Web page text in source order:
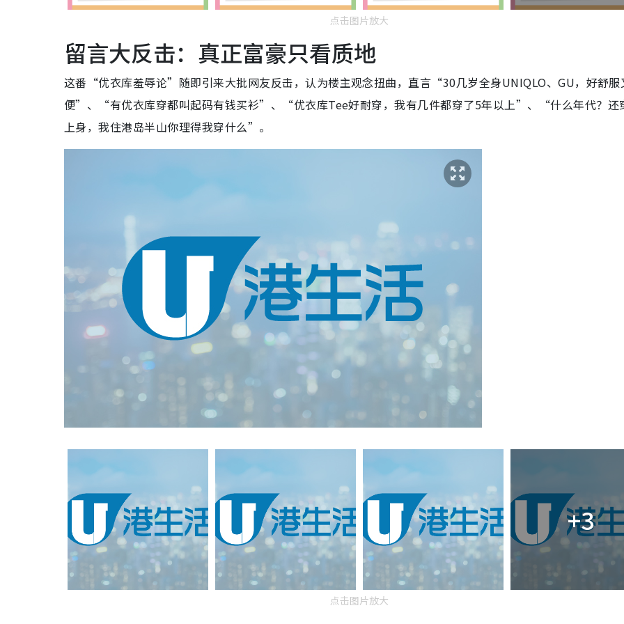
点击图片放大
留言大反击：真正富豪只看质地
这番“优衣库羞辱论”随即引来大批网友反击，认为楼主观念扭曲，直言“30几岁全身UNIQLO、GU，好舒服
便”、“有优衣库穿都叫起码有钱买衫”、“优衣库Tee好耐穿，我有几件都穿了5年以上”、“什么年代？还
上身，我住港岛半山你理得我穿什么”。
+3
点击图片放大